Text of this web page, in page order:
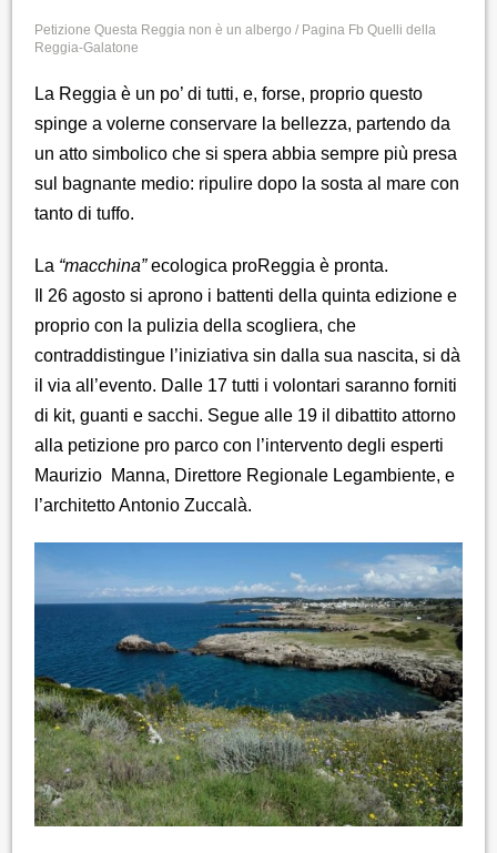
Petizione Questa Reggia non è un albergo / Pagina Fb Quelli della
Reggia-Galatone
La Reggia è un po’ di tutti, e, forse, proprio questo
spinge a volerne conservare la bellezza, partendo da
un atto simbolico che si spera abbia sempre più presa
sul bagnante medio: ripulire dopo la sosta al mare con
tanto di tuffo.
La “macchina”ecologica proReggia è pronta.
Il 26 agosto si aprono i battenti della quinta edizione e
proprio con la pulizia della scogliera, che
contraddistingue l’iniziativa sin dalla sua nascita, si dà
il via all’evento. Dalle 17 tutti i volontari saranno forniti
di kit, guanti e sacchi. Segue alle 19 il dibattito attorno
alla petizione pro parco con l’intervento degli esperti
Maurizio Manna, Direttore Regionale Legambiente, e
l’architetto Antonio Zuccalà.